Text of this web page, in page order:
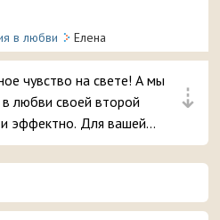
в любви Елена
⇣
чувство на свете! А мы
любви своей второй
эффектно. Для вашей
множество красивых
стихов, а также
(хит!). Выберите
и уже через пару